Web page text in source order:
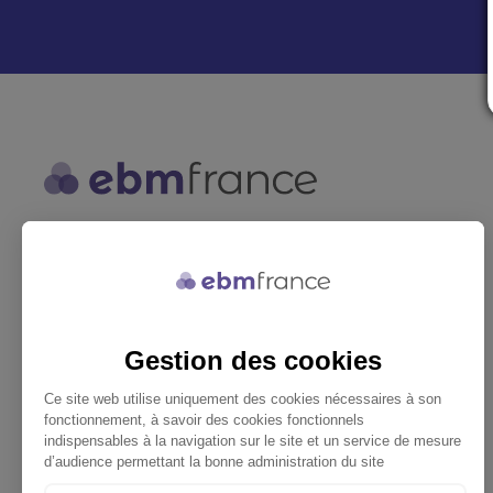
connaissances médicales gratuite
adaptée à la pratique de la médecine